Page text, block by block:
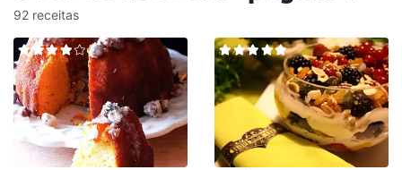
92 receitas